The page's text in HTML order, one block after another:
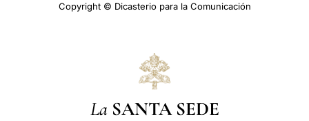
Copyright © Dicasterio para la Comunicación
La SANTA SEDE